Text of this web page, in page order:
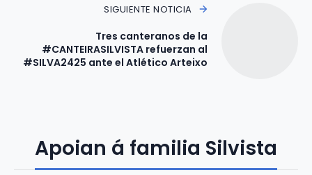
SIGUIENTE NOTICIA
Tres canteranos de la
#CANTEIRASILVISTA refuerzan al
#SILVA2425 ante el Atlético Arteixo
Apoian á familia Silvista